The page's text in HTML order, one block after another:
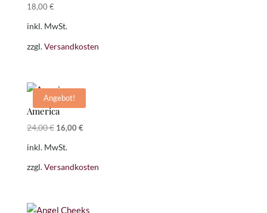
18,00 €
inkl. MwSt.
zzgl.Versandkosten
Angebot!
America
24,00€ Ursprünglicher
war:
24,00 €
16,00€Aktueller
16,00 €.
inkl. MwSt.
zzgl.Versandkosten